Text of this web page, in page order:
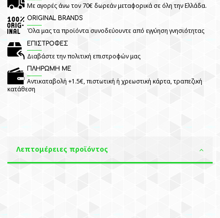
Με αγορές άνω τον 70€ δωρεάν μεταφορικά σε όλη την Ελλάδα.
ORIGINAL BRANDS
Όλα μας τα προϊόντα συνοδεύουντε από εγγύηση γνησιότητας
ΕΠΙΣΤΡΟΦΕΣ
Διαβάστε την πολιτική επιστροφών μας
ΠΛΗΡΩΜΗ ΜΕ
Αντικαταβολή +1.5€, πιστωτική ή χρεωστική κάρτα, τραπεζική
κατάθεση
Λεπτομέρειες προϊόντος